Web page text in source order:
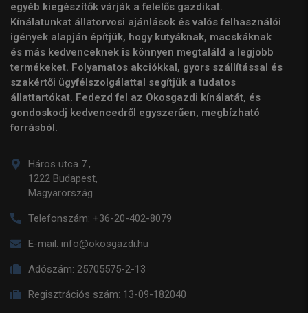
egyéb kiegészítők várják a felelős gazdikat.
Kínálatunkat állatorvosi ajánlások és valós felhasználói
igények alapján építjük, hogy kutyáknak, macskáknak
és más kedvenceknek is könnyen megtaláld a legjobb
termékeket. Folyamatos akciókkal, gyors szállítással és
szakértői ügyfélszolgálattal segítjük a tudatos
állattartókat. Fedezd fel az Okosgazdi kínálatát, és
gondoskodj kedvencedről egyszerűen, megbízható
forrásból.
Háros utca 7.,
1222 Budapest,
Magyarország
Telefonszám: +36-20-402-8079
E-mail: info@okosgazdi.hu
Adószám: 25705575-2-13
Regisztrációs szám: 13-09-182040